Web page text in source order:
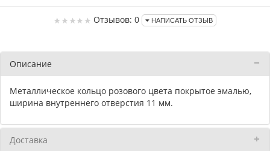
Отзывов: 0 НАПИСАТЬ ОТЗЫВ
Описание
Металлическое кольцо розового цвета покрытое эмалью,
ширина внутреннего отверстия 11 мм.
Доставка